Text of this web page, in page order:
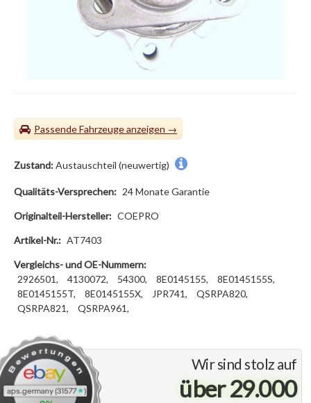
Passende Fahrzeuge
Wir sind stolz auf
über 29.000
Zustand:Austauschteil (neuwertig)
Qualitäts-Versprechen: 24 Monate Garantie
Originalteil-Hersteller: COEPRO
Artikel-Nr.: AT7403
Vergleichs- und OE-Nummern:
2926501,
4130072, 54300, 8E0145155,
8E0145155S,
8E0145155T,
8E0145155X, JPR741,
QSRPA820,
QSRPA821,
QSRPA961,